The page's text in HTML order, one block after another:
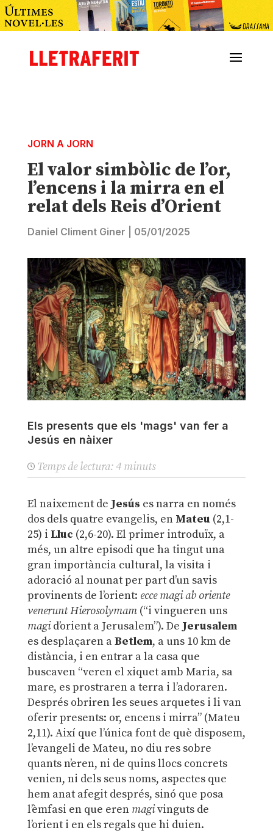
JORN A JORN
El valor simbòlic de l’or,
l’encens i la mirra en el
relat dels Reis d’Orient
Daniel Climent Giner 05/01/2025
Els presents que els 'mags' van fer a
Jesús en nàixer
Temps de lectura: 4 minuts
El naixement de Jesús es narra en només
dos dels quatre evangelis, en Mateu (2,1-
25) i Lluc (2,6-20). El primer introduïx, a
més, un altre episodi que ha tingut una
gran importància cultural, la visita i
adoració al nounat per part d’un savis
provinents de l’orient: ecce magi ab oriente
venerunt Hierosolymam(“i vingueren uns
magid’orient a Jerusalem”). De Jerusalem
es desplaçaren aBetlem, a uns 10 km de
distància, i en entrar a la casa que
buscaven “veren el xiquet amb Maria, sa
mare, es prostraren a terra i l’adoraren.
Després obriren les seues arquetes i li van
oferir presents: or, encens i mirra” (Mateu
2,11). Així que l’única font de què disposem,
l’evangeli de Mateu, no diu res sobre
quants n’eren, ni de quins llocs concrets
venien, ni dels seus noms, aspectes que
hem anat afegit després, sinó que posa
l’èmfasi en que eren magivinguts de
l’orient i en els regals que hi duien.